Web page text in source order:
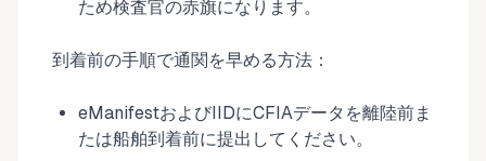
ため検査官の赤旗になります。
到着前の手順で通関を早める方法：
eManifestおよびIIDにCFIAデータを離陸前ま
たは船舶到着前に提出してください。